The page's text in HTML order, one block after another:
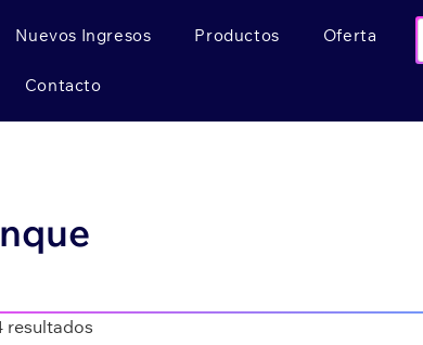
Nuevos Ingresos Productos Oferta
Contacto
resultados